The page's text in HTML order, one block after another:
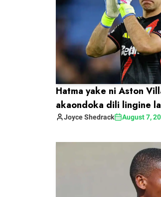
Hatma yake ni Aston
akaondoka dili lingine
limekufa.
JoyceShedrack August 7,